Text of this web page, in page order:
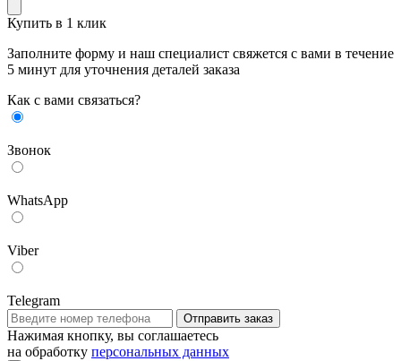
Купить в 1 клик
Заполните форму и наш специалист свяжется с вами в течение
5 минут для уточнения деталей заказа
Как с вами связаться?
Звонок
WhatsApp
Viber
Telegram
Отправить заказ
Нажимая кнопку, вы соглашаетесь
на обработку персональных данных